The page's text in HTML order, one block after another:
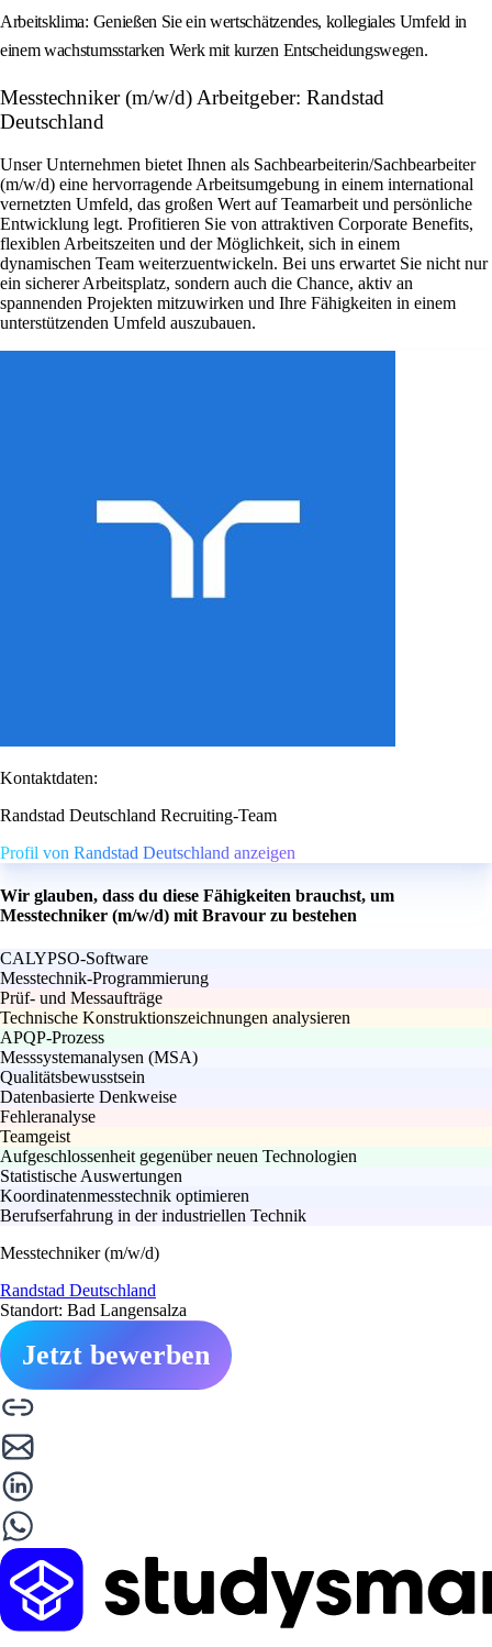
Arbeitsklima: Genießen Sie ein wertschätzendes, kollegiales Umfeld in
einem wachstumsstarken Werk mit kurzen Entscheidungswegen.
Messtechniker (m/w/d) Arbeitgeber: Randstad
Deutschland
Unser Unternehmen bietet Ihnen als Sachbearbeiterin/Sachbearbeiter
(m/w/d) eine hervorragende Arbeitsumgebung in einem international
vernetzten Umfeld, das großen Wert auf Teamarbeit und persönliche
Entwicklung legt. Profitieren Sie von attraktiven Corporate Benefits,
flexiblen Arbeitszeiten und der Möglichkeit, sich in einem
dynamischen Team weiterzuentwickeln. Bei uns erwartet Sie nicht nur
ein sicherer Arbeitsplatz, sondern auch die Chance, aktiv an
spannenden Projekten mitzuwirken und Ihre Fähigkeiten in einem
unterstützenden Umfeld auszubauen.
Kontaktdaten:
Randstad Deutschland Recruiting-Team
Profil von Randstad Deutschland anzeigen
Wir glauben, dass du diese Fähigkeiten brauchst, um
Messtechniker (m/w/d) mit Bravour zu bestehen
CALYPSO-Software
Messtechnik-Programmierung
Prüf- und Messaufträge
Technische Konstruktionszeichnungen analysieren
APQP-Prozess
Messsystemanalysen (MSA)
Qualitätsbewusstsein
Datenbasierte Denkweise
Fehleranalyse
Teamgeist
Aufgeschlossenheit gegenüber neuen Technologien
Statistische Auswertungen
Koordinatenmesstechnik optimieren
Berufserfahrung in der industriellen Technik
Messtechniker (m/w/d)
Randstad Deutschland
Standort: Bad Langensalza
Jetzt bewerben